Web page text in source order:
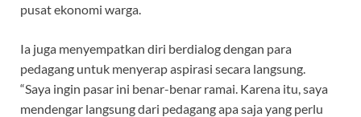
pusat ekonomi warga.
Ia juga menyempatkan diri berdialog dengan para
pedagang untuk menyerap aspirasi secara langsung.
“Saya ingin pasar ini benar-benar ramai. Karena itu, saya
mendengar langsung dari pedagang apa saja yang perlu